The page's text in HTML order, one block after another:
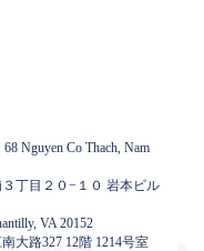
Nguyen Co Thach, Nam
丁目２０−１０ 岩本ビル
VA 20152
大路327 12階 1214号室